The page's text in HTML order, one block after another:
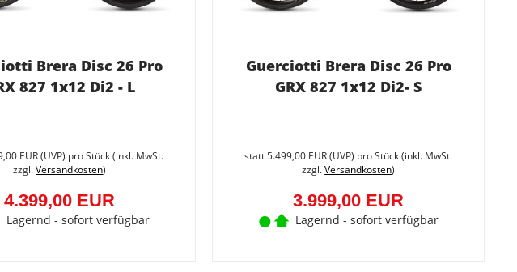
Brera Disc 26 Pro
827 1x12 Di2 - L
EUR(UVP) pro Stück (inkl. MwSt.
zzgl.Versandkosten)
4.399,00 EUR
Lagernd - sofort verfügbar
Guerciotti Brera Disc 26 Pro
GRX 827 1x12 Di2- S
statt5.499,00 EUR(UVP) pro Stück (inkl. MwSt.
zzgl.Versandkosten)
3.999,00 EUR
Lagernd - sofort verfügbar